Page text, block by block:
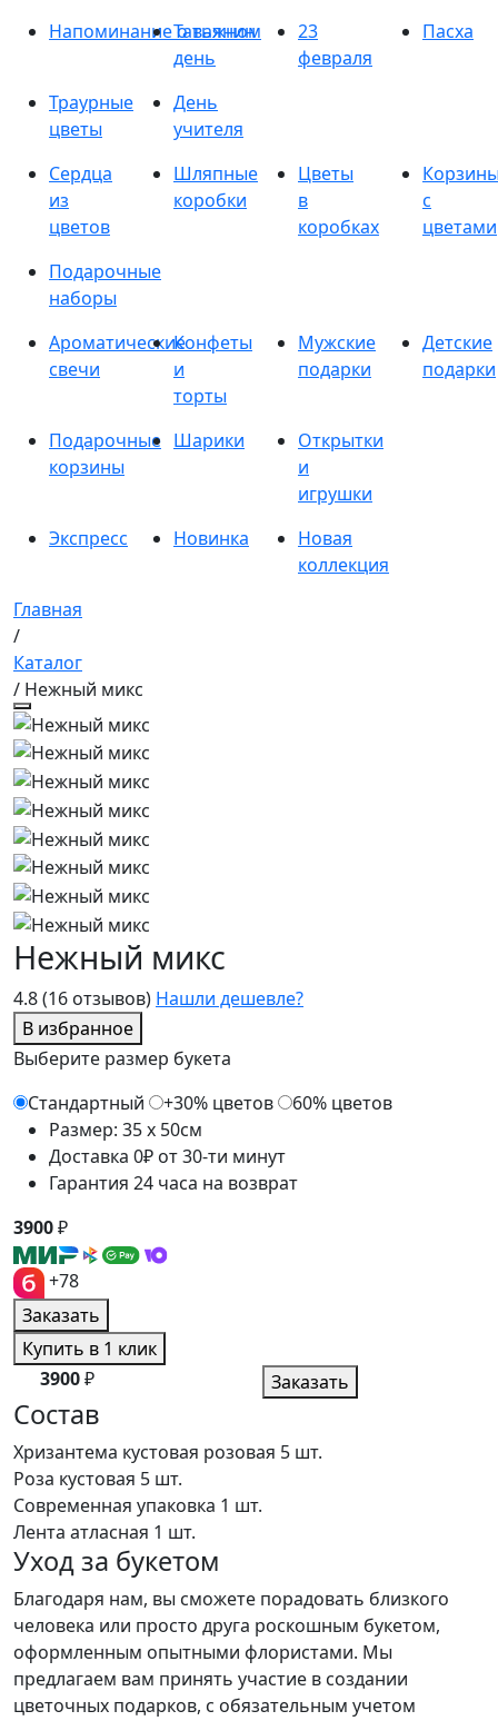
Напоминание о важном
Татьянин
день
23
февраля
Пасха
Траурные
цветы
День
учителя
Сердца
из
цветов
Шляпные
коробки
Цветы
в
коробках
с
цветами
Подарочные
наборы
Ароматические
свечи
Конфеты
и
торты
Мужские
подарки
Детские
подарки
Подарочные
корзины
Шарики
Открытки
и
игрушки
Экспресс
Новинка
Новая
коллекция
Главная
/
Каталог
/ Нежный микс
4.8(16 отзывов) Нашли дешевле?
В избранное
Нежный микс
Выберите размер букета
Стандартный
+30% цветов
60% цветов
Размер: 35 x 50см
Доставка 0₽ от 30-ти минут
Гарантия 24 часа на возврат
3900₽
+78
Заказать
Купить в 1 клик
3900₽ Заказать
Состав
Хризантема кустовая розовая 5 шт.
Роза кустовая 5 шт.
Современная упаковка 1 шт.
Лента атласная 1 шт.
Уход за букетом
Благодаря нам, вы сможете порадовать близкого
человека или просто друга роскошным букетом,
оформленным опытными флористами. Мы
предлагаем вам принять участие в создании
цветочных подарков, с обязательным учетом